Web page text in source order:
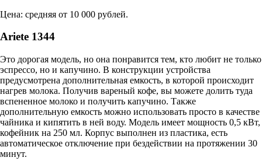
Цена: средняя от 10 000 рублей.
Ariete 1344
Это дорогая модель, но она понравится тем, кто любит не только
эспрессо, но и капучино. В конструкции устройства
предусмотрена дополнительная емкость, в которой происходит
нагрев молока. Получив вареный кофе, вы можете долить туда
вспененное молоко и получить капучино. Также
дополнительную емкость можно использовать просто в качестве
чайника и кипятить в ней воду. Модель имеет мощность 0,5 кВт,
кофейник на 250 мл. Корпус выполнен из пластика, есть
автоматическое отключение при бездействии на протяжении 30
минут.